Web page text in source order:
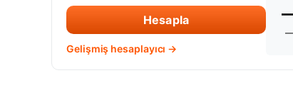
Hesapla
Gelişmiş hesaplayıcı →